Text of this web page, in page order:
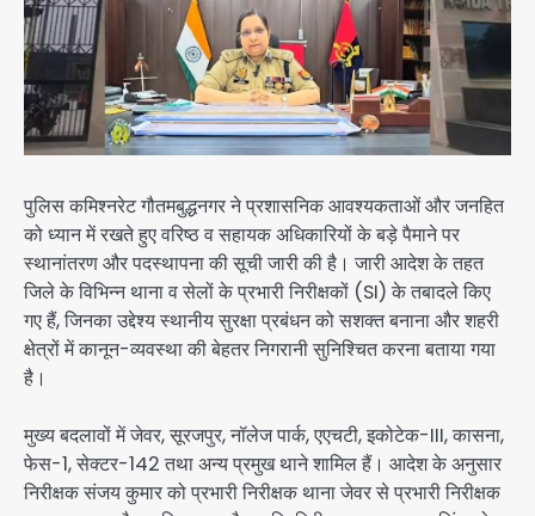
पुलिस कमिश्नरेट गौतमबुद्धनगर ने प्रशासनिक आवश्यकताओं और जनहित
को ध्यान में रखते हुए वरिष्ठ व सहायक अधिकारियों के बड़े पैमाने पर
स्थानांतरण और पदस्थापना की सूची जारी की है। जारी आदेश के तहत
जिले के विभिन्न थाना व सेलों के प्रभारी निरीक्षकों (SI) के तबादले किए
गए हैं, जिनका उद्देश्य स्थानीय सुरक्षा प्रबंधन को सशक्त बनाना और शहरी
क्षेत्रों में कानून-व्यवस्था की बेहतर निगरानी सुनिश्चित करना बताया गया
है।
मुख्य बदलावों में जेवर, सूरजपुर, नॉलेज पार्क, एएचटी, इकोटेक-III, कासना,
फेस-1, सेक्टर-142 तथा अन्य प्रमुख थाने शामिल हैं। आदेश के अनुसार
निरीक्षक संजय कुमार को प्रभारी निरीक्षक थाना जेवर से प्रभारी निरीक्षक